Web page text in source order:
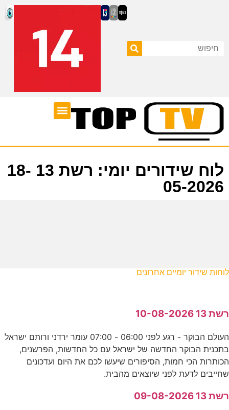
לוח שידורים יומי: רשת 13 18-
05-2026
לוחות שידור יומיים אחרונים
רשת 13 10-08-2026
העולם הבוקר - רגע לפני 06:00 - 07:00 עומר ירדני ורותם ישראל
בתכנית הבוקר החדשה של ישראל עם כל החדשות, הפרשנים,
הכותרות הכי חמות, הסיפורים שיעשו לכם את היום ועדכונים
שחייבים לדעת לפני שיוצאים מהבית.
רשת 13 09-08-2026